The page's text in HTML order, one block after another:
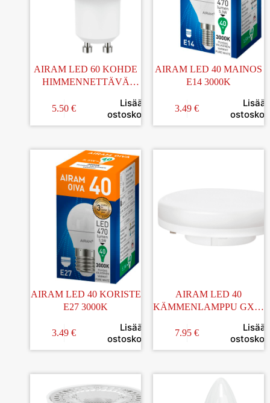
AIRAM LED 60 KOHDE
HIMMENNETTÄVÄ
5.50 €
Lisää
ostoskoriin
AIRAM LED 40 MAINOS
E14 3000K
3.49 €
Lisää
AIRAM LED 40 KORISTE
E27 3000K
3.49 €
Lisää
ostoskoriin
AIRAM LED 40
KÄMMENLAMPPU GX53
7.95 €
Lisää